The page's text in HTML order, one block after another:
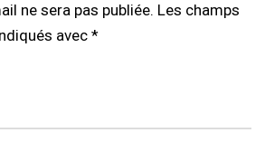
ne sera pas publiée. Les champs
avec *